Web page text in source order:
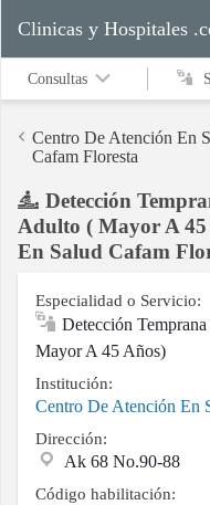
Servicios
medicos
Ciudades
Buscar
Contacto
Clinicas y Hospitales
Consultas
Centro De Atención En
Cafam Floresta
Detección
Adulto ( Mayor A 45
En Salud Cafam
Especialidad o Servicio:
Detección
Mayor A 45 Años)
Institución:
Centro De Atención En
Dirección:
Ak 68 No.90-88
Código habilitación: